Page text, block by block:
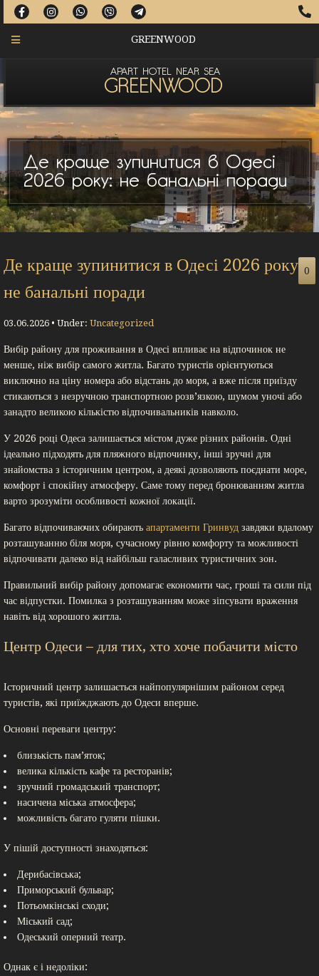
GREENWOOD
APART HOTEL NEAR SEA
GREENWOOD
Де краще зупинитися в Одесі
2026 року: не банальні поради
Де краще зупинитися в Одесі 2026 року:
не банальні поради
03.06.2026 • Under: Uncategorized
0
Вибір району для проживання в Одесі впливає на відпочинок не
менше, ніж вибір самого житла. Багато туристів орієнтуються
виключно на ціну номера або відстань до моря, а вже після приїзду
стикаються з незручною транспортною розв’язкою, шумом уночі або
занадто великою кількістю відпочивальників навколо.
У 2026 році Одеса залишається містом дуже різних районів. Одні
ідеально підходять для пляжного відпочинку, інші зручні для
знайомства з історичним центром, а деякі дозволяють поєднати море,
комфорт і спокійну атмосферу. Саме тому перед бронюванням житла
варто зрозуміти особливості кожної локації.
Багато відпочиваючих обирають апартаменти Гринвуд завдяки вдалому
розташуванню біля моря, сучасному рівню комфорту та можливості
відпочивати далеко від найбільш галасливих туристичних зон.
Правильний вибір району допомагає економити час, гроші та сили під
час відпустки. Помилка з розташуванням може зіпсувати враження
навіть від хорошого житла.
Центр Одеси – для тих, хто хоче побачити місто
Історичний центр залишається найпопулярнішим районом серед
туристів, які приїжджають до Одеси вперше.
Основні переваги центру:
близькість пам’яток;
велика кількість кафе та ресторанів;
зручний громадський транспорт;
насичена міська атмосфера;
можливість багато гуляти пішки.
У пішій доступності знаходяться:
Дерибасівська;
Приморський бульвар;
Потьомкінські сходи;
Міський сад;
Одеський оперний театр.
Однак є і недоліки: